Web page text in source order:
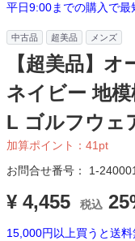
平日9:00までの購入で最
中古品 超美品 メンズ
【超美品】
ネイビー 地
L ゴルフウェ
加算ポイント： 41pt
お問合せ番号： 1-
¥ 4,455 税込
15,000円以上買うと送料